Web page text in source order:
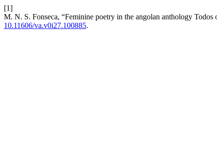
[1]
M. N. S. Fonseca, “Feminine poetry in the angolan anthology Todos
10.11606/va.v0i27.100885.